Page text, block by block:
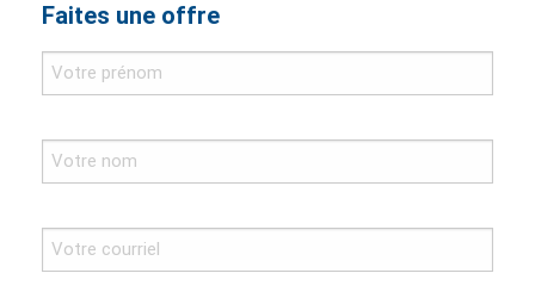
Faites une offre